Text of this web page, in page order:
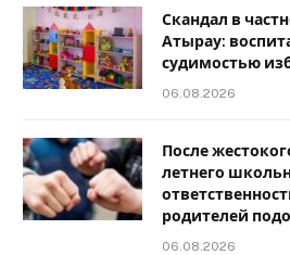
Скандал в
Атырау:
судимостью
06.08.2026
После
летнего
родителей
06.08.2026